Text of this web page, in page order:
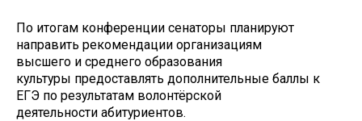
По итогам конференции сенаторы планируют
направить рекомендации организациям
высшего и среднего образования
культуры предоставлять дополнительные баллы к
ЕГЭ по результатам волонтёрской
деятельности абитуриентов.